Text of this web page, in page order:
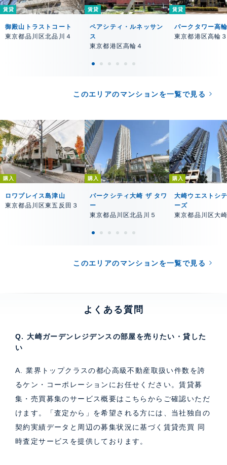
賃貸
御殿山トラストコート
東京都品川区北品川４
賃貸
ペアシティ・ルネッサン
ス
東京都港区高輪４
賃貸
パークタワー高
東京都港区高輪
このエリアのマンションを一覧で見る
購入
ロワプレイス島津山
東京都品川区東五反田３
購入
パークシティ大崎 ザ タワ
ー
東京都品川区北品川５
購入
大崎ウエストシ
ーズ
東京都品川区大
このエリアのマンションを一覧で見る
よくある質問
Q. 大崎ガーデンレジデンスの部屋を売りたい・貸した
い
A. 業界トップクラスの都心高級不動産取扱い件数を誇
るケン・コーポレーションにお任せください。賃貸募
集・売買募集のサービス概要はこちら からご確認いただ
けます。「査定から」を希望される方には、当社独自の
契約実績データと周辺の募集状況に基づく 賃貸売買 同
時査定サービス を提供しております。